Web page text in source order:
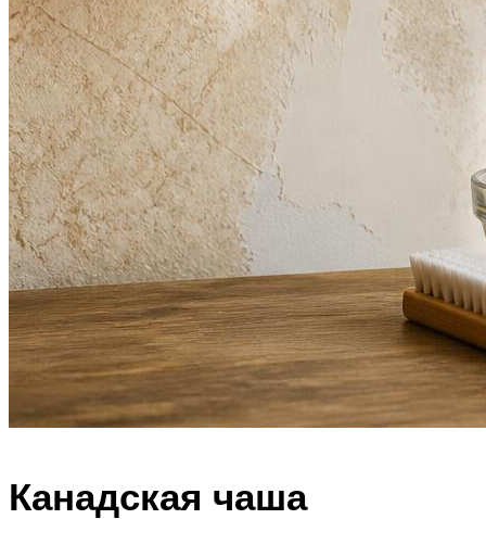
Канадская чаша